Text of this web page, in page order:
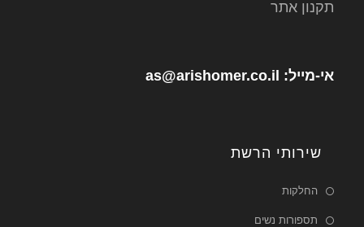
תקנון אתר
אי-מייל: as@arishomer.co.il
שירותי הרשת
החלקות
תספורות נשים